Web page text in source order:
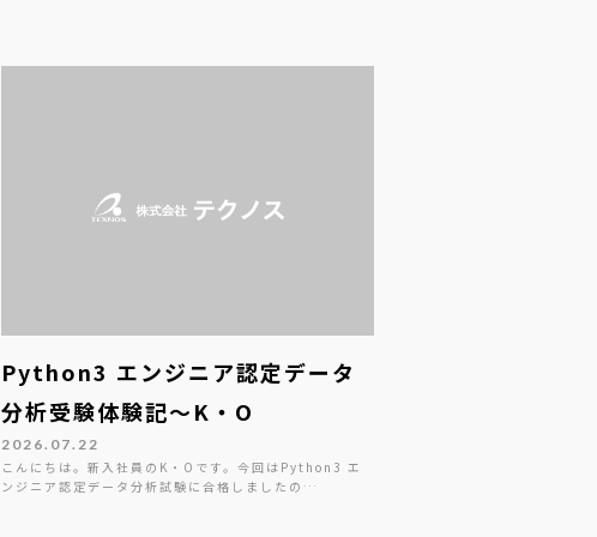
Python3 エンジニア認定データ
分析受験体験記～K・O
2026.07.22
こんにちは。新入社員のK・Oです。今回はPython3 エ
ンジニア認定データ分析試験に合格しましたの…